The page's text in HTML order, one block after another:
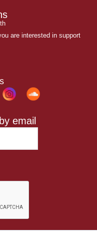
are interested in support
email